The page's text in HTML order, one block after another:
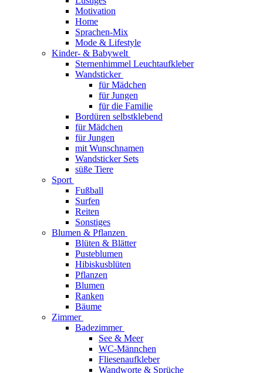
Motivation
Home
Sprachen-Mix
Mode & Lifestyle
Kinder- & Babywelt
Sternenhimmel Leuchtaufkleber
Wandsticker
für Mädchen
für Jungen
für die Familie
Bordüren selbstklebend
für Mädchen
für Jungen
mit Wunschnamen
Wandsticker Sets
süße Tiere
Sport
Fußball
Surfen
Reiten
Sonstiges
Blumen & Pflanzen
Blüten & Blätter
Pusteblumen
Hibiskusblüten
Pflanzen
Blumen
Ranken
Bäume
Zimmer
Badezimmer
See & Meer
WC-Männchen
Fliesenaufkleber
Wandworte & Sprüche